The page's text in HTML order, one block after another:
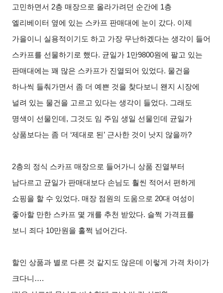
고민하면서 2층 매장으로 올라가려던 순간에 1층
엘리베이터 옆에 있는 스카프 판매대에 눈이 갔다. 이제
가을이니 실용적이기도 하고 가장 무난하겠다는 생각이 들어
스카프를 선물하기로 했다. 균일가 1만9800원에 팔고 있는
판매대에는 꽤 많은 스카프가 진열되어 있었다. 물건을
하나씩 들춰가면서 좀 더 예쁜 것을 찾다보니 왠지 시장에
널려 있는 물건을 고르고 있다는 생각이 들었다. 그래도
명색이 선물인데, 그것도 임 주임 생일 선물인데 균일가
상품보다는 좀 더 ‘제대로 된’ 근사한 것이 낫지 않을까?
2층의 정식 스카프 매장으로 들어가니 상품 진열부터
남다르고 균일가 판매대보다 손님도 훨씬 적어서 편하게
쇼핑을 할 수 있었다. 매장 점원의 도움으로 20대 여성이
좋아할 만한 스카프 몇 개를 추천 받았다. 슬쩍 가격표를
보니 죄다 10만원을 훌쩍 넘어간다.
할인 상품과 별로 다른 것 같지도 않은데 이렇게 가격 차이가
크다니….